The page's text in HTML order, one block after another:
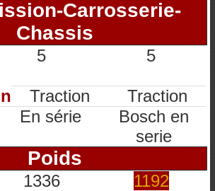
Carrosserie-
Chassis
5 5
Traction
Traction
En série
Bosch en
serie
Poids
1336
1192